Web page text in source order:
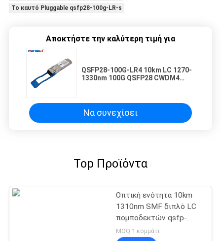
Το καυτό Pluggable qsfp28-100g-LR-s
Αποκτήστε την καλύτερη τιμή για
QSFP28-100G-LR4 10km LC 1270-
1330nm 100G QSFP28 CWDM4
Να συνεχίσει
Top Προϊόντα
Οπτική ενότητα 10km
1310nm SMF διπλό LC
πομποδεκτών qsfp-
40g-LR4 QSFP+
MOQ:1 κομμάτι